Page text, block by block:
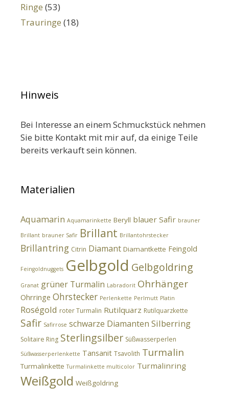
Ringe (53)
Trauringe (18)
Hinweis
Bei Interesse an einem Schmuckstück nehmen
Sie bitte Kontakt mit mir auf, da einige Teile
bereits verkauft sein können.
Materialien
Aquamarin Aquamarinkette Beryll blauer Safir brauner
Brillant brauner Safir Brillant Brillantohrstecker
Brillantring Citrin Diamant Diamantkette Feingold
Feingoldnuggets Gelbgold Gelbgoldring
Granat grüner Turmalin Labradorit Ohrhänger
Ohrringe Ohrstecker Perlenkette Perlmutt Platin
Roségold roter Turmalin Rutilquarz Rutilquarzkette
Safir Safirrose schwarze Diamanten Silberring
Solitaire Ring Sterlingsilber Süßwasserperlen
Süßwasserperlenkette Tansanit Tsavolith Turmalin
Turmalinkette Turmalinkette multicolor Turmalinring
Weißgold Weißgoldring